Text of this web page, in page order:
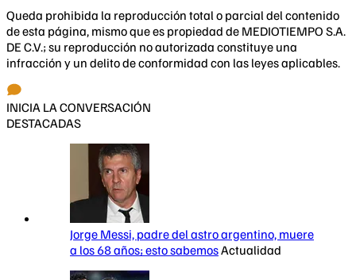
Queda prohibida la reproducción total o parcial del contenido
de esta página, mismo que es propiedad de MEDIOTIEMPO S.A.
DE C.V.; su reproducción no autorizada constituye una
infracción y un delito de conformidad con las leyes aplicables.
INICIA LA CONVERSACIÓN
DESTACADAS
Jorge Messi, padre del astro argentino, muere
a los 68 años; esto sabemosActualidad